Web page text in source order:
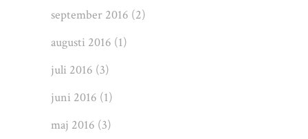
september 2016 (2)
augusti 2016 (1)
juli 2016 (3)
juni 2016 (1)
maj 2016 (3)